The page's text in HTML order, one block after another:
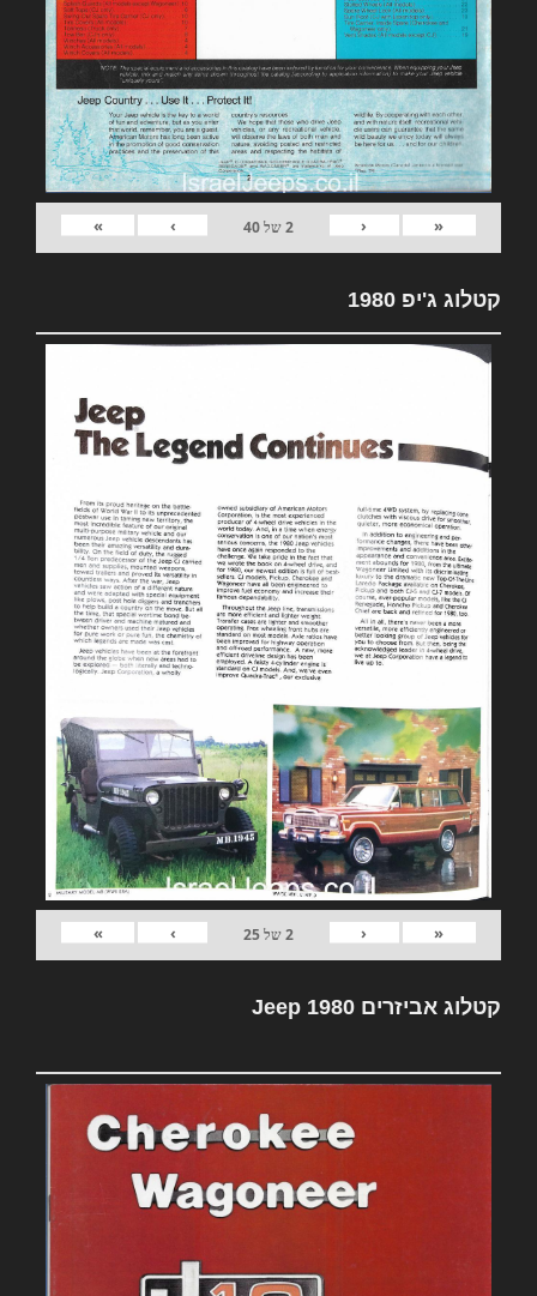
«
‹
2של40
›
»
קטלוג ג'יפ 1980
«
‹
2של25
›
»
קטלוג אביזרים Jeep 1980